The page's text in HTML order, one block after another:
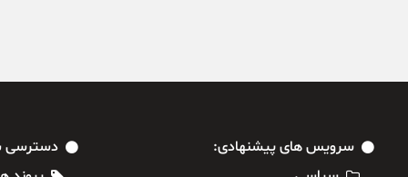
سرویس های پیشنهادی:
دسترسی